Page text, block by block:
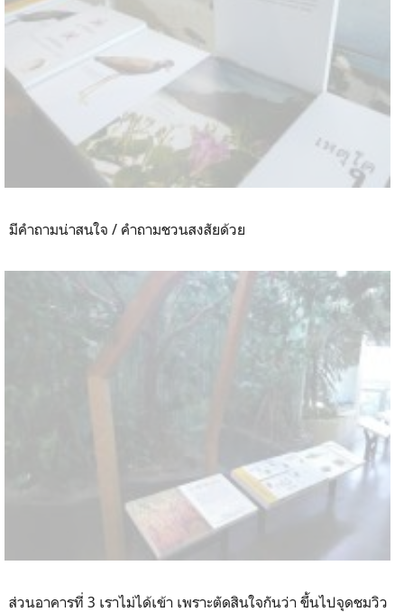
มีคำถามน่าสนใจ / คำถามชวนสงสัยด้วย
ส่วนอาคารที่ 3 เราไม่ได้เข้า เพราะตัดสินใจกันว่า ขึ้นไปจุดชมวิว